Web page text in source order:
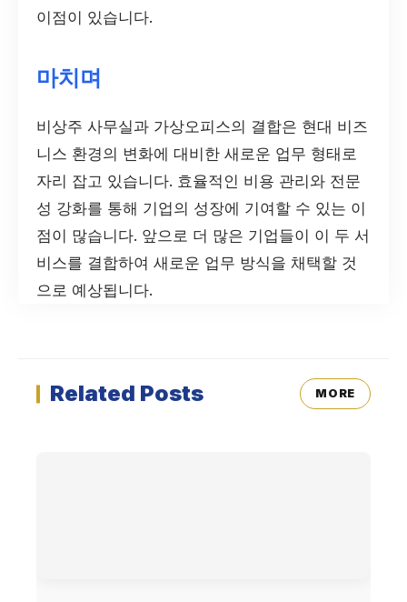
이점이 있습니다.
마치며
비상주 사무실과 가상오피스의 결합은 현대 비즈
니스 환경의 변화에 대비한 새로운 업무 형태로
자리 잡고 있습니다. 효율적인 비용 관리와 전문
성 강화를 통해 기업의 성장에 기여할 수 있는 이
점이 많습니다. 앞으로 더 많은 기업들이 이 두 서
비스를 결합하여 새로운 업무 방식을 채택할 것
으로 예상됩니다.
Related Posts MORE